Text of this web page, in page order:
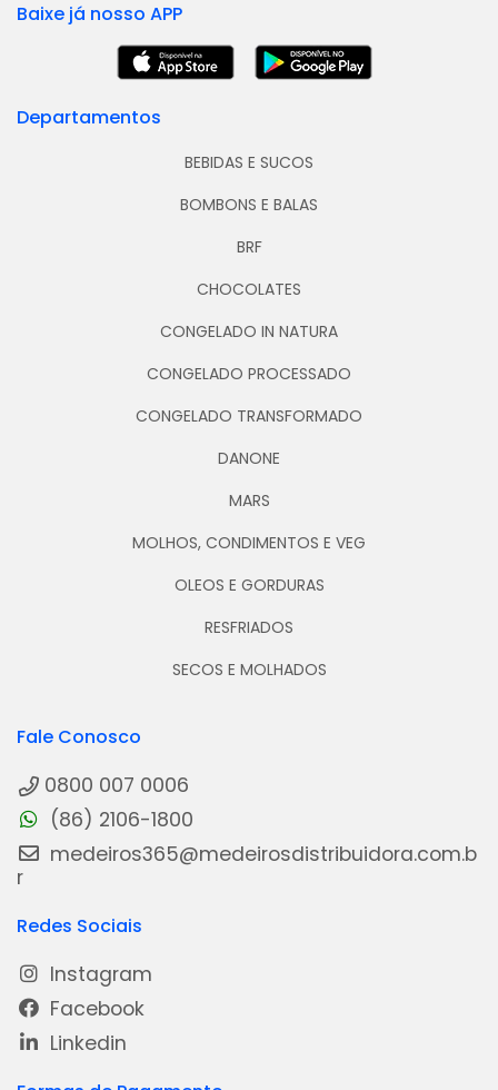
Baixe já nosso APP
Departamentos
BEBIDAS E SUCOS
BOMBONS E BALAS
BRF
CHOCOLATES
CONGELADO IN NATURA
CONGELADO PROCESSADO
CONGELADO TRANSFORMADO
DANONE
MARS
MOLHOS, CONDIMENTOS E VEG
OLEOS E GORDURAS
RESFRIADOS
SECOS E MOLHADOS
Fale Conosco
0800 007 0006
(86) 2106-1800
medeiros365@medeirosdistribuidora.com.b
r
Redes Sociais
Instagram
Facebook
Linkedin